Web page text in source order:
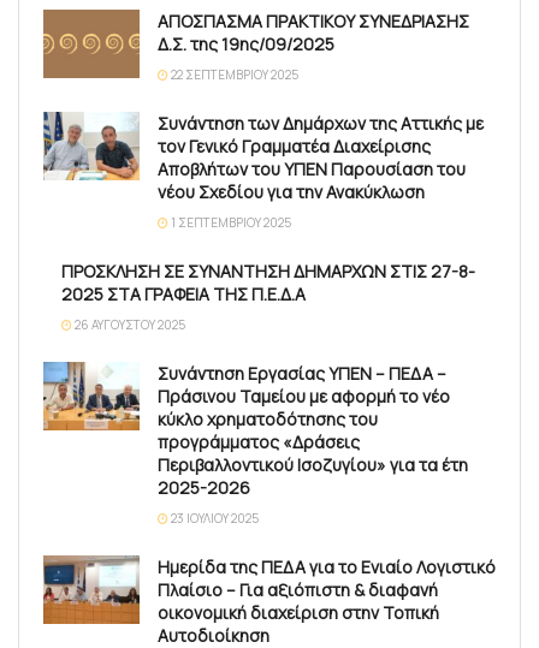
ΑΠΟΣΠΑΣΜΑ ΠΡΑΚΤΙΚΟΥ ΣΥΝΕΔΡΙΑΣΗΣ
Δ.Σ. της 19ης/09/2025
22 ΣΕΠΤΕΜΒΡΊΟΥ 2025
Συνάντηση των Δημάρχων της Αττικής με
τον Γενικό Γραμματέα Διαχείρισης
Αποβλήτων του ΥΠΕΝ Παρουσίαση του
νέου Σχεδίου για την Ανακύκλωση
1 ΣΕΠΤΕΜΒΡΊΟΥ 2025
ΠΡΟΣΚΛΗΣΗ ΣΕ ΣΥΝΑΝΤΗΣΗ ΔΗΜΑΡΧΩΝ ΣΤΙΣ 27-8-
2025 ΣΤΑ ΓΡΑΦΕΙΑ ΤΗΣ Π.Ε.Δ.Α
26 ΑΥΓΟΎΣΤΟΥ 2025
Συνάντηση Εργασίας ΥΠΕΝ – ΠΕΔΑ –
Πράσινου Ταμείου με αφορμή το νέο
κύκλο χρηματοδότησης του
προγράμματος «Δράσεις
Περιβαλλοντικού Ισοζυγίου» για τα έτη
2025-2026
23 ΙΟΥΛΊΟΥ 2025
Ημερίδα της ΠΕΔΑ για το Ενιαίο Λογιστικό
Πλαίσιο – Για αξιόπιστη & διαφανή
οικονομική διαχείριση στην Τοπική
Αυτοδιοίκηση